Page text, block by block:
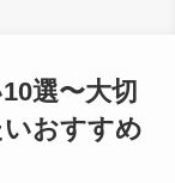
選〜大切
おすすめ